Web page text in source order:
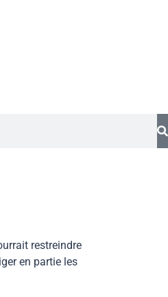
restreindre
en partie les